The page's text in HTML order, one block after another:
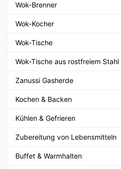
Wok-Brenner
Wok-Kocher
Wok-Tische
Wok-Tische aus rostfreiem Stahl
Zanussi Gasherde
Kochen & Backen
Kühlen & Gefrieren
Zubereitung von Lebensmitteln
Buffet & Warmhalten